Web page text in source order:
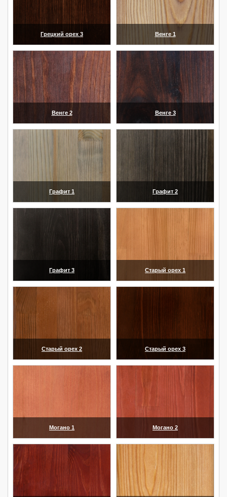
Грецкий орех 3 Венге 1
Венге 2 Венге 3
Графит 1 Графит 2
Графит 3 Старый орех 1
Старый орех 2 Старый орех 3
Могано 1 Могано 2